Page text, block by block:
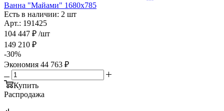
Ванна "Майами" 1680х785
Есть в наличии: 2 шт
Арт.: 191425
104 447 ₽ /шт
149 210 ₽
-30%
Экономия 44 763 ₽
Купить
Распродажа